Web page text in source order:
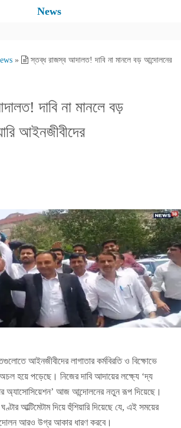
News
»
স্তব্ধ রাজস্ব আদালত! দাবি না মানলে বড় আন্দোলনের
দাবি না মানলে বড়
আইনজীবীদের
আইনজীবীদের লাগাতার কর্মবিরতি ও বিক্ষোভে
হয়ে পড়েছে। নিজের দাবি আদায়ের লক্ষ্যে ‘দ্য
অ্যাসোসিয়েশন’ আজ আন্দোলনের নতুন রূপ দিয়েছে।
আল্টিমেটাম দিয়ে হুঁশিয়ারি দিয়েছে যে, এই সময়ের
আরও উগ্র আকার ধারণ করবে।